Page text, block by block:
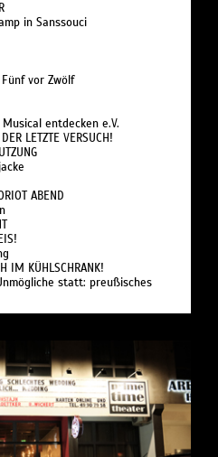
in Sanssouci
vor Zwölf
entdecken e.V.
LETZTE VERSUCH!
ABEND
IM KÜHLSCHRANK!
statt: preußisches